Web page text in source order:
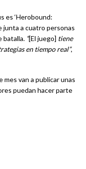
es ‘Herobound:
junta a cuatro personas
batalla. “[El juego] tiene
en tiempo real”,
mes van a publicar unas
puedan hacer parte